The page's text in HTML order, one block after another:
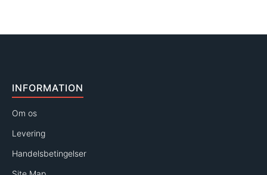
INFORMATION
Om os
Levering
Handelsbetingelser